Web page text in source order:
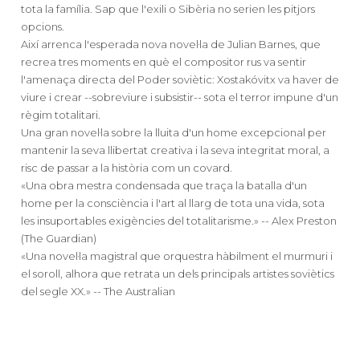
tota la família. Sap que l'exili o Sibèria no serien les pitjors
opcions.
Així arrenca l'esperada nova novel·la de Julian Barnes, que
recrea tres moments en què el compositor rus va sentir
l'amenaça directa del Poder soviètic: Xostakóvitx va haver de
viure i crear --sobreviure i subsistir-- sota el terror impune d'un
règim totalitari.
Una gran novel·la sobre la lluita d'un home excepcional per
mantenir la seva llibertat creativa i la seva integritat moral, a
risc de passar a la història com un covard.
«Una obra mestra condensada que traça la batalla d'un
home per la consciència i l'art al llarg de tota una vida, sota
les insuportables exigències del totalitarisme.» -- Alex Preston
(The Guardian)
«Una novel·la magistral que orquestra hàbilment el murmuri i
el soroll, alhora que retrata un dels principals artistes soviètics
del segle XX.» -- The Australian